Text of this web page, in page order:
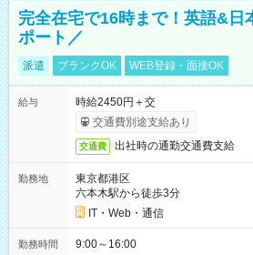
完全在宅で16時まで！英語&日
ポート／
派遣 ブランクOK WEB登録・面接OK
給与
時給2450円＋交
交通費別途支給あり
交通費 出社時の通勤交通費支給
勤務地
東京都港区
六本木駅から徒歩3分
IT・Web・通信
勤務時間 9:00～16:00